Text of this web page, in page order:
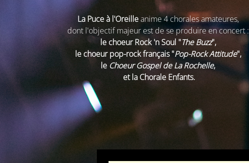
La Puce à l'Oreilleanime 4 chorales amateures,
dont l'objectif majeur est de se produire en concert :
le choeur Rock 'n Soul "The Buzz",
le choeur pop-rock français "Pop-Rock Attitude",
le Choeur Gospel de La Rochelle,
et la Chorale Enfants.